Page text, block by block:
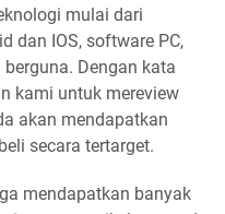
mulai dari
dan IOS, software PC,
Dengan kata
kami untuk mereview
akan mendapatkan
secara tertarget.
mendapatkan banyak